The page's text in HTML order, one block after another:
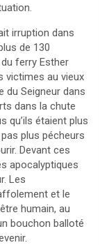
irruption dans
de 130
ferry Esther
victimes au vieux
du Seigneur dans
dans la chute
qu’ils étaient plus
plus pécheurs
Devant ces
apocalyptiques
Les
et le
humain, au
bouchon balloté